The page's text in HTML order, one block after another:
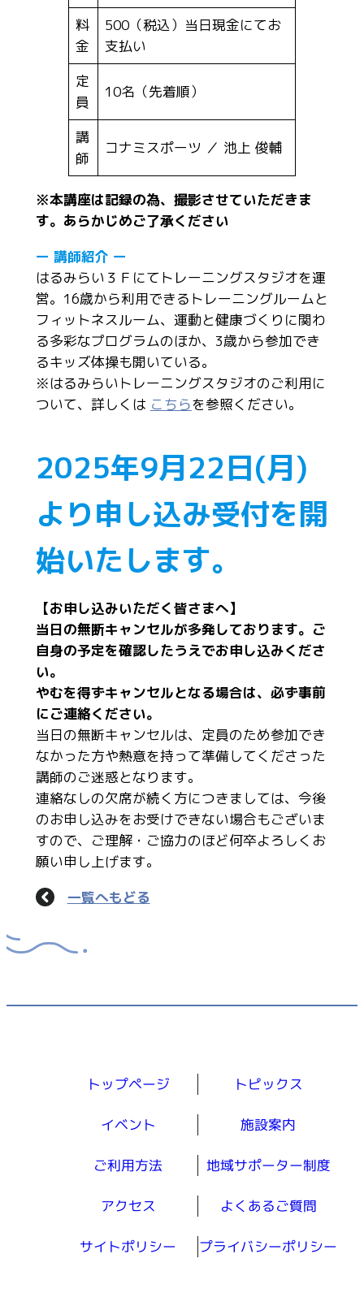
料
金
500（税込）当日現金にてお
支払い
定
員
10名（先着順）
講
師
コナミスポーツ ／ 池上 俊輔
※本講座は記録の為、撮影させていただきま
す。あらかじめご了承ください
ー 講師紹介 ー
はるみらい３Ｆにてトレーニングスタジオを運
営。16歳から利用できるトレーニングルームと
フィットネスルーム、運動と健康づくりに関わ
る多彩なプログラムのほか、3歳から参加でき
るキッズ体操も開いている。
※はるみらいトレーニングスタジオのご利用に
ついて、詳しくは こちらを参照ください。
2025年9月22日(月)
より申し込み受付を開
始いたします。
【お申し込みいただく皆さまへ】
当日の無断キャンセルが多発しております。ご
自身の予定を確認したうえでお申し込みくださ
い。
やむを得ずキャンセルとなる場合は、必ず事前
にご連絡ください。
当日の無断キャンセルは、定員のため参加でき
なかった方や熱意を持って準備してくださった
講師のご迷惑となります。
連絡なしの欠席が続く方につきましては、今後
のお申し込みをお受けできない場合もございま
すので、ご理解・ご協力のほど何卒よろしくお
願い申し上げます。
一覧へもどる
トップページ トピックス
イベント 施設案内
ご利用方法 地域サポーター制度
アクセス よくあるご質問
サイトポリシー プライバシーポリシー